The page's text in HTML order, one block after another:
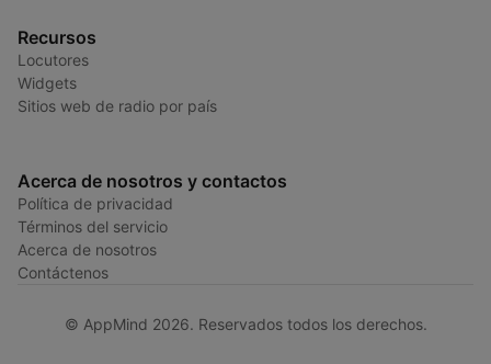
Recursos
Locutores
Widgets
Sitios web de radio por país
Acerca de nosotros y contactos
Política de privacidad
Términos del servicio
Acerca de nosotros
Contáctenos
© AppMind 2026. Reservados todos los derechos.